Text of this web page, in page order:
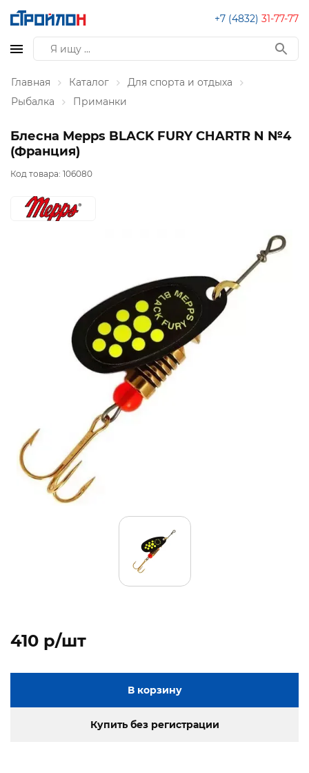
+7 (4832) 31-77-77
Главная Каталог
Для спорта и отдыха
Рыбалка
Приманки
Блесна Mepps BLACK FURY CHARTR N №4
(Франция)
Код товара: 106080
410 p/шт
В корзину
Купить без регистрации